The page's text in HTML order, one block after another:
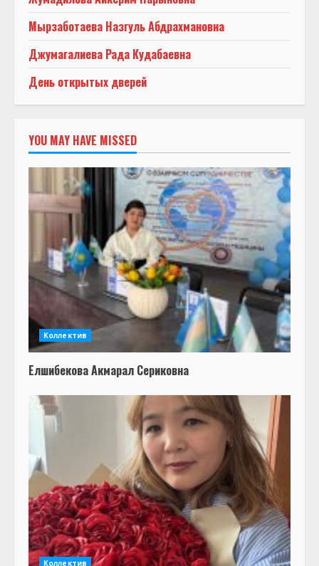
Мырзаботаева Назгуль Абдрахмановна
Джумагалиева Рада Кудабаевна
День открытых дверей
YOU MAY HAVE MISSED
Коллектив
Елшибекова Акмарал Сериковна
Коллектив